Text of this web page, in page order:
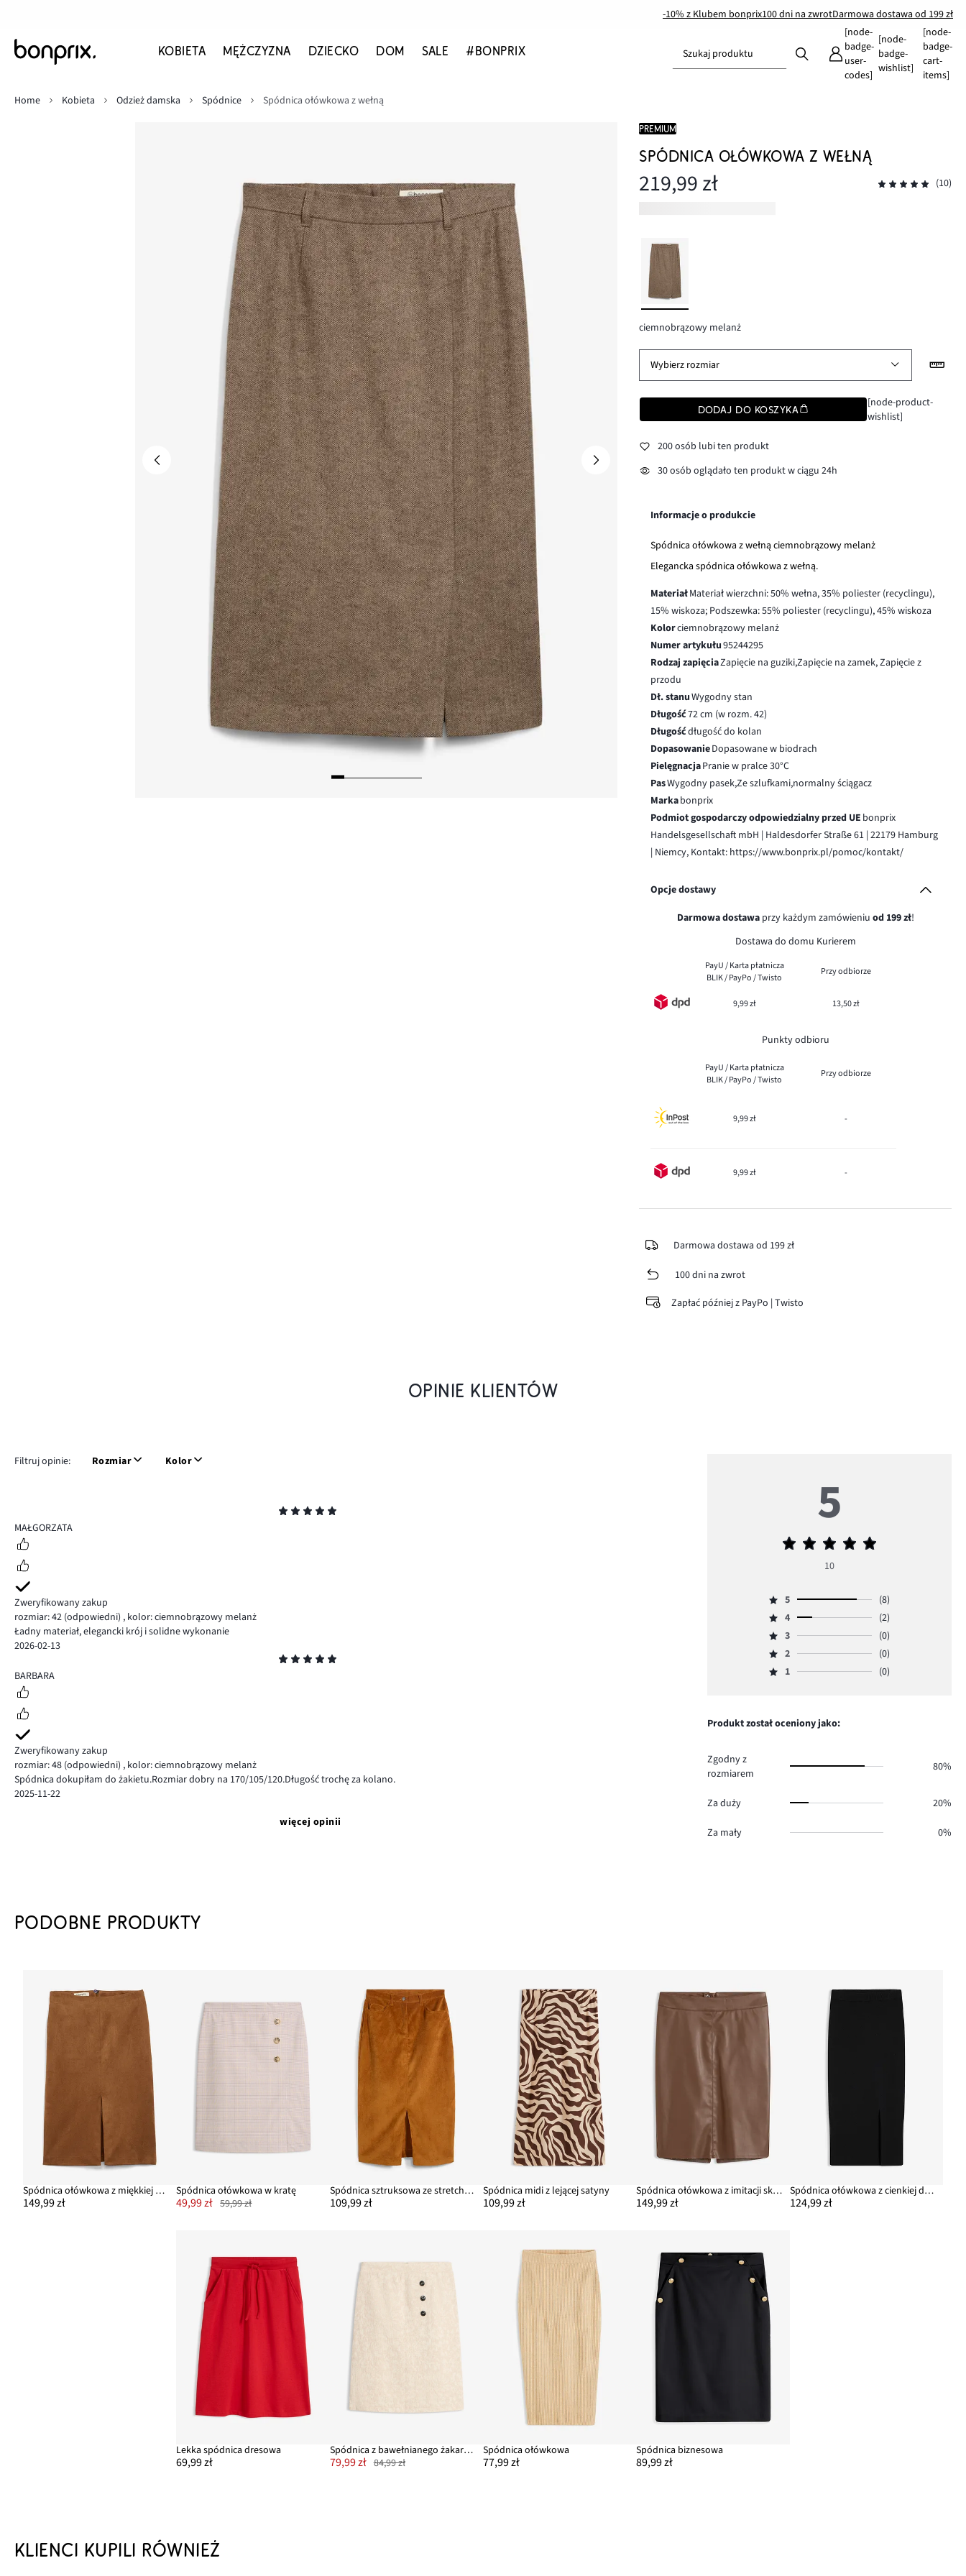
-10% z Klubem bonprix100 dni na zwrotDarmowa dostawa od 199 zł
KOBIETA MĘŻCZYZNA DZIECKO DOM SALE #BONPRIX Szukaj produktu
[node-
badge-
user-
codes]
[node-
badge-
wishlist]
[node-
badge-
cart-
items]
Home
Kobieta Odzież damska Spódnice Spódnica ołówkowa z wełną
PREMIUM
SPÓDNICA OŁÓWKOWA Z WEŁNĄ
219,99 zł (10)
ciemnobrązowy melanż
Wybierz rozmiar
DODAJ DO KOSZYKA
[node-product-
wishlist]
200 osób lubi ten produkt
30 osób oglądało ten produkt w ciągu 24h
Informacje o produkcie
Spódnica ołówkowa z wełną ciemnobrązowy melanż
Elegancka spódnica ołówkowa z wełną.
MateriałMateriał wierzchni: 50% wełna, 35% poliester (recyclingu),
15% wiskoza; Podszewka: 55% poliester (recyclingu), 45% wiskoza
Kolorciemnobrązowy melanż
Numer artykułu95244295
Rodzaj zapięciaZapięcie na guziki,Zapięcie na zamek, Zapięcie z
przodu
Dł. stanuWygodny stan
Długość72 cm (w rozm. 42)
Długośćdługość do kolan
DopasowanieDopasowane w biodrach
PielęgnacjaPranie w pralce 30°C
PasWygodny pasek,Ze szlufkami,normalny ściągacz
Markabonprix
Podmiot gospodarczy odpowiedzialny przed UE bonprix
Handelsgesellschaft mbH | Haldesdorfer Straße 61 | 22179 Hamburg
| Niemcy, Kontakt: https://www.bonprix.pl/pomoc/kontakt/
Opcje dostawy
Darmowa dostawaprzy każdym zamówieniu od 199 zł!
Dostawa do domu Kurierem
PayU / Karta płatnicza
BLIK / PayPo / Twisto
Przy odbiorze
9,99 zł 13,50 zł
Punkty odbioru
PayU / Karta płatnicza
BLIK / PayPo / Twisto
Przy odbiorze
9,99 zł -
9,99 zł -
Darmowa dostawa od 199 zł
100 dni na zwrot
Zapłać później z PayPo | Twisto
OPINIE KLIENTÓW
Filtruj opinie: Rozmiar Kolor
5
MAŁGORZATA
Zweryfikowany zakup
rozmiar: 42 (odpowiedni) , kolor: ciemnobrązowy melanż
Ładny materiał, elegancki krój i solidne wykonanie
2026-02-13
5
BARBARA
Zweryfikowany zakup
rozmiar: 48 (odpowiedni) , kolor: ciemnobrązowy melanż
Spódnica dokupiłam do żakietu.Rozmiar dobry na 170/105/120.Długość trochę za kolano.
2025-11-22
więcej opinii
5
Średnia
5
10
Ocena
5,
ilość
głosów
5
(8)
Ocena
4,
ilość
głosów
4
(2)
Ocena
3,
ilość
3
(0)
Ocena
2,
0.
2
(0)
Ocena
głosów
1 (0)
Produkt został oceniony jako:
Zgodny z
rozmiarem
80%
Za duży 20%
Za mały 0%
PODOBNE PRODUKTY
Spódnica ołówkowa z miękkiej mieszanki wiskozy
149,99 zł
Spódnica ołówkowa w kratę
49,99 zł 59,99 zł
Spódnica sztruksowa ze stretchem, dł. midi
109,99 zł
Spódnica midi z lejącej satyny
109,99 zł
Spódnica ołówkowa z imitacji skóry
149,99 zł
Spódnica ołówkowa z cienkiej dzianiny z miękkiej mieszanki wiskozy
124,99 zł
Lekka spódnica dresowa
69,99 zł
Spódnica z bawełnianego żakardu z domieszką lnu
79,99 zł 84,99 zł
Spódnica ołówkowa
77,99 zł
Spódnica biznesowa
89,99 zł
KLIENCI KUPILI RÓWNIEŻ